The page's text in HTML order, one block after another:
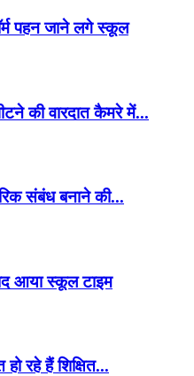
पहन जाने लगे स्कूल
की वारदात कैमरे में...
संबंध बनाने की...
आया स्कूल टाइम
रहे हैं शिक्षित...